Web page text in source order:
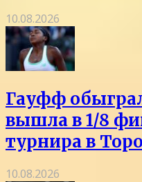
10.08.2026
Гауфф
вышла в 1/8
турнира в
10.08.2026